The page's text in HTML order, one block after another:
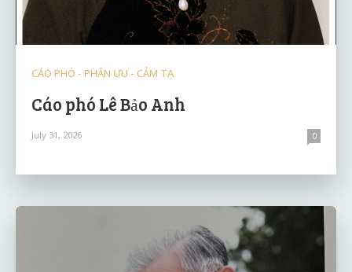
CÁO PHÓ - PHÂN ƯU - CẢM TẠ
Cáo phó Lê Bảo Anh
July 31, 2026 0